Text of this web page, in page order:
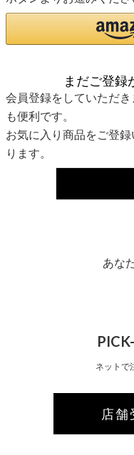
まだご登録
会員登録をしていただ
も便利です。
お気に入り商品をご登
ります。
あな
ネットで
店舗